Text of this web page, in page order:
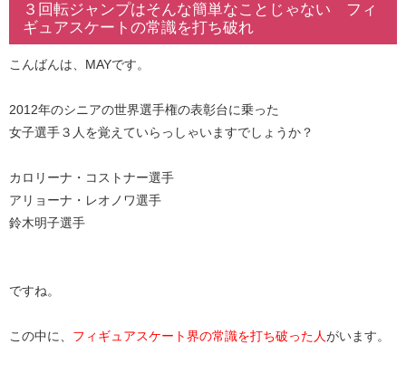
３回転ジャンプはそんな簡単なことじゃない フィ
ギュアスケートの常識を打ち破れ
こんばんは、MAYです。
2012年のシニアの世界選手権の表彰台に乗った
女子選手３人を覚えていらっしゃいますでしょうか？
カロリーナ・コストナー選手
アリョーナ・レオノワ選手
鈴木明子選手
ですね。
この中に、 フィギュアスケート界の常識を打ち破った人がいます。